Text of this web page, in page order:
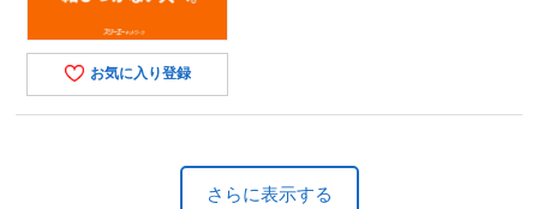
お気に入り登録
さらに表示する